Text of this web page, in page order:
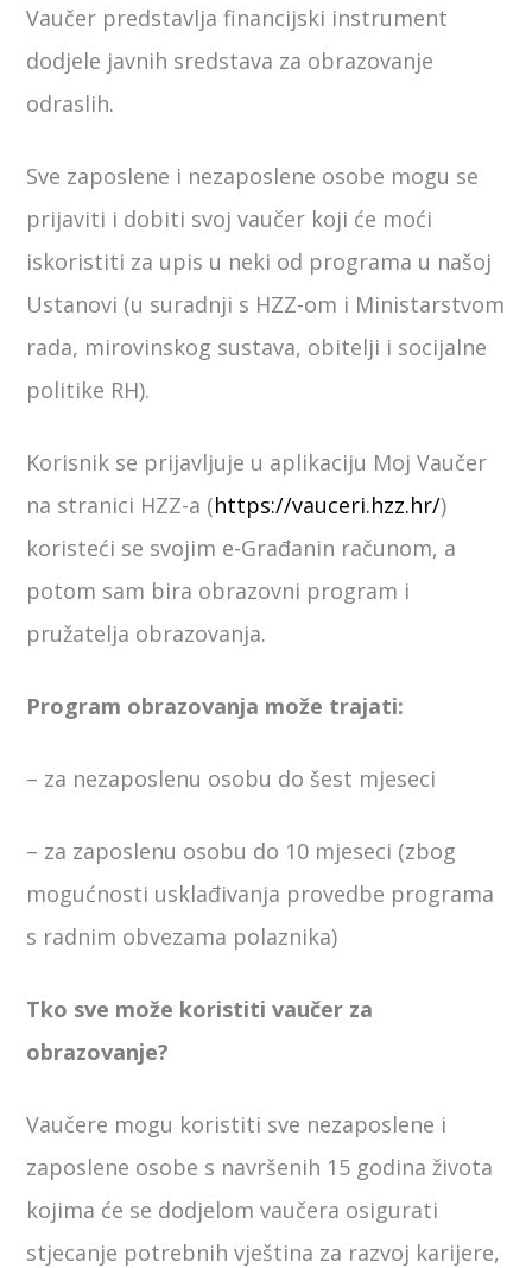
Vaučer predstavlja financijski instrument
dodjele javnih sredstava za obrazovanje
odraslih.
Sve zaposlene i nezaposlene osobe mogu se
prijaviti i dobiti svoj vaučer koji će moći
iskoristiti za upis u neki od programa u našoj
Ustanovi (u suradnji s HZZ-om i Ministarstvom
rada, mirovinskog sustava, obitelji i socijalne
politike RH).
Korisnik se prijavljuje u aplikaciju Moj Vaučer
na stranici HZZ-a (https://vauceri.hzz.hr/)
koristeći se svojim e-Građanin računom, a
potom sam bira obrazovni program i
pružatelja obrazovanja.
Program obrazovanja može trajati:
– za nezaposlenu osobu do šest mjeseci
– za zaposlenu osobu do 10 mjeseci (zbog
mogućnosti usklađivanja provedbe programa
s radnim obvezama polaznika)
Tko sve može koristiti vaučer za
obrazovanje?
Vaučere mogu koristiti sve nezaposlene i
zaposlene osobe s navršenih 15 godina života
kojima će se dodjelom vaučera osigurati
stjecanje potrebnih vještina za razvoj karijere,